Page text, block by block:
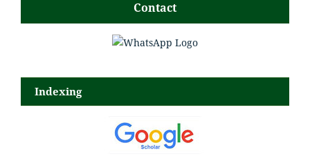
Contact
Indexing